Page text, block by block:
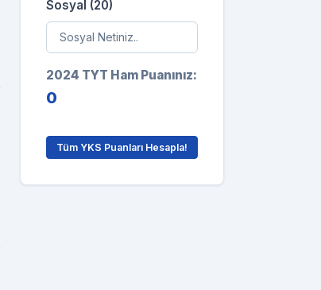
Grafik
1147534
1493444
1484481
Sosyal (20)
2024 TYT Ham Puanınız:
0
Tüm YKS Puanları Hesapla!